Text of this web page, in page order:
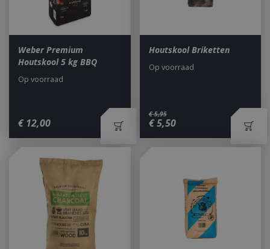
Weber Premium
Houtskool 5 kg BBQ
€ 12,00
Op voorraad
Houtskool Briketten
€ 5,95
€ 5,50
Op voorraad